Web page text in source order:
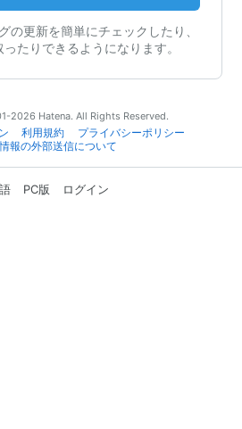
の更新を簡単にチェックしたり、
たりできるようになります。
2026 Hatena. All Rights Reserved.
利用規約
プライバシーポリシー
報の外部送信について
PC版 ログイン